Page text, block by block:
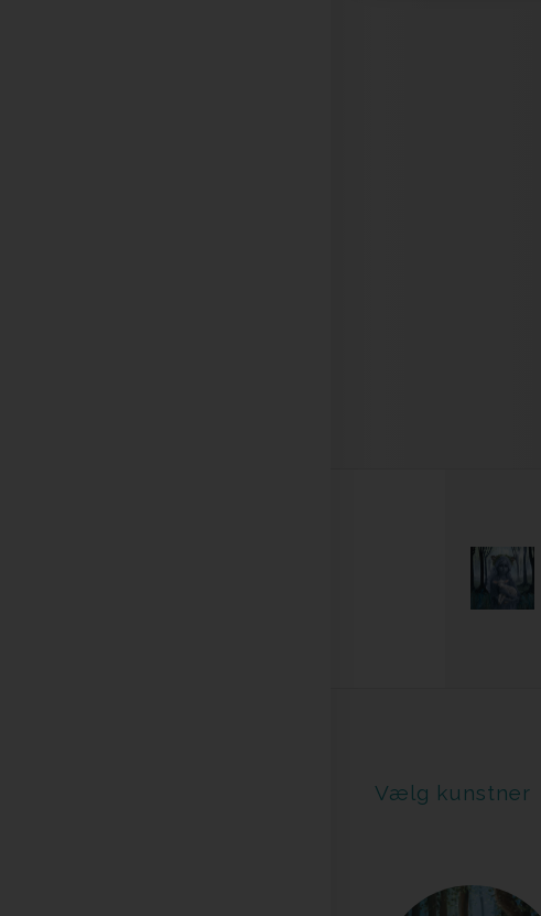
Vælg kunstner